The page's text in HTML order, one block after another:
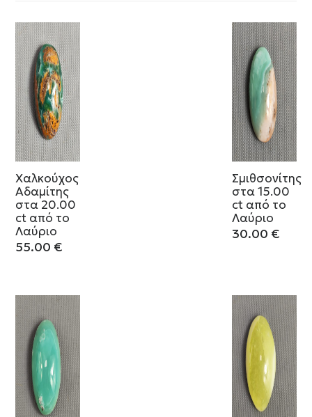
Χαλκούχος
Αδαμίτης
στα 20.00
ct από το
Λαύριο
55.00 €
Σμιθσονίτης
στα 15.00
ct από το
Λαύριο
30.00 €